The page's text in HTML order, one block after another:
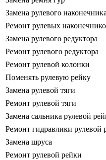
Замена рулевого наконечника
Ремонт рулевых
Замена рулевого редуктора
Ремонт рулевого редуктора
Ремонт рулевой колонки
Поменять рулевую рейку
Замена рулевой тяги
Ремонт рулевой тяги
Замена сальника рулевой
Ремонт гидравлики рулевой
Замена шруса
Ремонт рулевой рейки